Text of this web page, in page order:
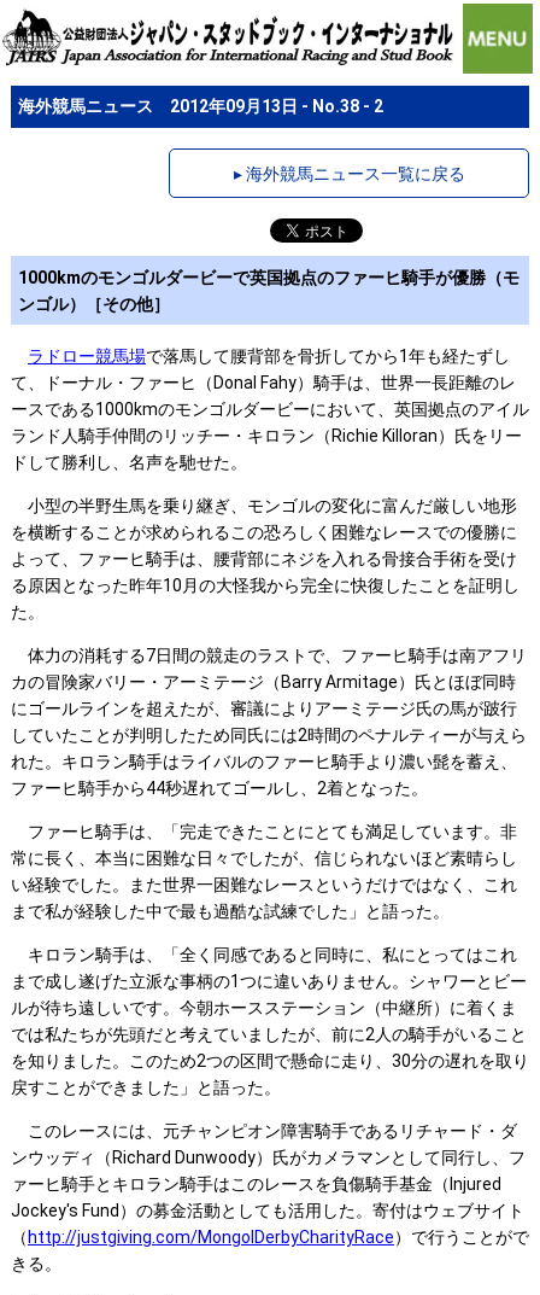
海外競馬ニュース 2012年09月13日 - No.38 - 2
▸ 海外競馬ニュース一覧に戻る
1000kmのモンゴルダービーで英国拠点のファーヒ騎手が優勝（モ
ンゴル）［その他］
ラドロー競馬場で落馬して腰背部を骨折してから1年も経たずし
て、ドーナル・ファーヒ（Donal Fahy）騎手は、世界一長距離のレ
ースである1000kmのモンゴルダービーにおいて、英国拠点のアイル
ランド人騎手仲間のリッチー・キロラン（Richie Killoran）氏をリー
ドして勝利し、名声を馳せた。
小型の半野生馬を乗り継ぎ、モンゴルの変化に富んだ厳しい地形
を横断することが求められるこの恐ろしく困難なレースでの優勝に
よって、ファーヒ騎手は、腰背部にネジを入れる骨接合手術を受け
る原因となった昨年10月の大怪我から完全に快復したことを証明し
た。
体力の消耗する7日間の競走のラストで、ファーヒ騎手は南アフリ
カの冒険家バリー・アーミテージ（Barry Armitage）氏とほぼ同時
にゴールラインを超えたが、審議によりアーミテージ氏の馬が跛行
していたことが判明したため同氏には2時間のペナルティーが与えら
れた。キロラン騎手はライバルのファーヒ騎手より濃い髭を蓄え、
ファーヒ騎手から44秒遅れてゴールし、2着となった。
ファーヒ騎手は、「完走できたことにとても満足しています。非
常に長く、本当に困難な日々でしたが、信じられないほど素晴らし
い経験でした。また世界一困難なレースというだけではなく、これ
まで私が経験した中で最も過酷な試練でした」と語った。
キロラン騎手は、「全く同感であると同時に、私にとってはこれ
まで成し遂げた立派な事柄の1つに違いありません。シャワーとビー
ルが待ち遠しいです。今朝ホースステーション（中継所）に着くま
では私たちが先頭だと考えていましたが、前に2人の騎手がいること
を知りました。このため2つの区間で懸命に走り、30分の遅れを取り
戻すことができました」と語った。
このレースには、元チャンピオン障害騎手であるリチャード・ダ
ンウッディ（Richard Dunwoody）氏がカメラマンとして同行し、フ
ァーヒ騎手とキロラン騎手はこのレースを負傷騎手基金（Injured
Jockey's Fund）の募金活動としても活用した。寄付はウェブサイト
（ http://justgiving.com/MongolDerbyCharityRace）で行うことがで
きる。